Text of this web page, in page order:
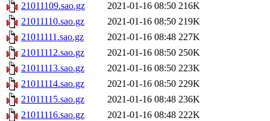
21011109.sao.gz
2021-01-16 08:50 216K
21011110.sao.gz
2021-01-16 08:50 219K
21011111.sao.gz
2021-01-16 08:48 227K
21011112.sao.gz
2021-01-16 08:50 250K
21011113.sao.gz
2021-01-16 08:50 223K
21011114.sao.gz
2021-01-16 08:50 229K
21011115.sao.gz
2021-01-16 08:48 236K
21011116.sao.gz
2021-01-16 08:48 222K